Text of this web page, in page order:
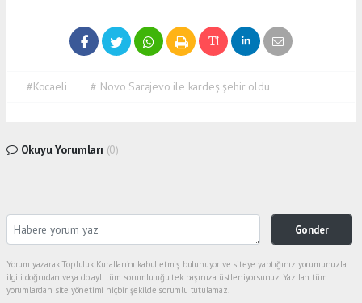
#Kocaeli # Novo Sarajevo ile kardeş şehir oldu
Okuyu Yorumları (0)
Gonder
Yorum yazarak Topluluk Kuralları’nı kabul etmiş bulunuyor ve siteye yaptığınız yorumunuzla
ilgili doğrudan veya dolaylı tüm sorumluluğu tek başınıza üstleniyorsunuz. Yazılan tüm
yorumlardan site yönetimi hiçbir şekilde sorumlu tutulamaz.